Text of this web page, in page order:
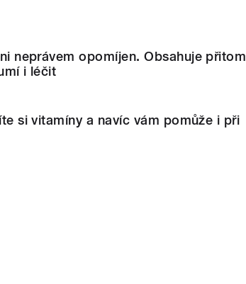
neprávem opomíjen. Obsahuje přitom
i léčit
si vitamíny a navíc vám pomůže i při